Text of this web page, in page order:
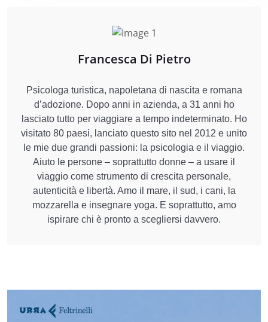
Francesca Di Pietro
Psicologa turistica, napoletana di nascita e romana
d’adozione. Dopo anni in azienda, a 31 anni ho
lasciato tutto per viaggiare a tempo indeterminato. Ho
visitato 80 paesi, lanciato questo sito nel 2012 e unito
le mie due grandi passioni: la psicologia e il viaggio.
Aiuto le persone – soprattutto donne – a usare il
viaggio come strumento di crescita personale,
autenticità e libertà. Amo il mare, il sud, i cani, la
mozzarella e insegnare yoga. E soprattutto, amo
ispirare chi è pronto a scegliersi davvero.